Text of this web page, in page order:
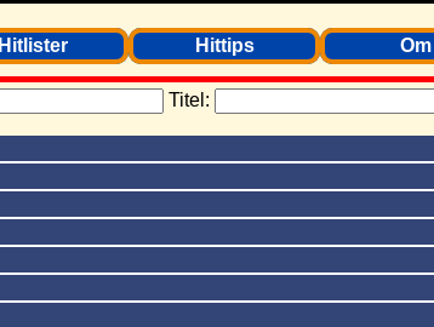
Hitlister Hittips Om
Titel: